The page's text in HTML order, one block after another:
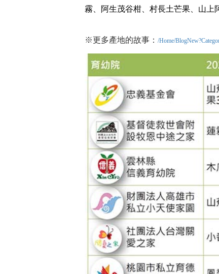
霧、阿生茂谷柑、村長土芒果、山上
※更多產地的故事： /Home/